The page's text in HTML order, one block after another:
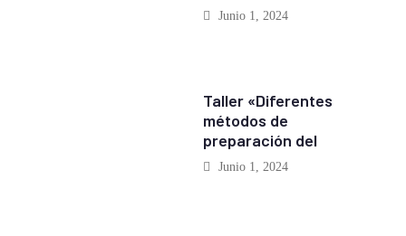
Junio 1, 2024
Taller «Diferentes
métodos de
preparación del
Junio 1, 2024